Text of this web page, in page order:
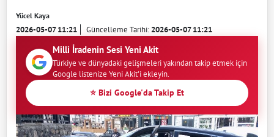
Yücel Kaya
2026-05-07 11:21 Güncelleme Tarihi:2026-05-07 11:21
Milli İradenin Sesi Yeni Akit
Türkiye ve dünyadaki gelişmeleri yakından takip etmek için
Google listenize Yeni Akit'i ekleyin.
⭐ Bizi Google'da Takip Et